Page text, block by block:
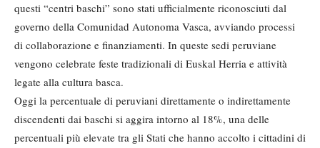
questi “centri baschi” sono stati ufficialmente riconosciuti dal
governo della Comunidad Autonoma Vasca, avviando processi
di collaborazione e finanziamenti. In queste sedi peruviane
vengono celebrate feste tradizionali di Euskal Herria e attività
legate alla cultura basca.
Oggi la percentuale di peruviani direttamente o indirettamente
discendenti dai baschi si aggira intorno al 18%, una delle
percentuali più elevate tra gli Stati che hanno accolto i cittadini di